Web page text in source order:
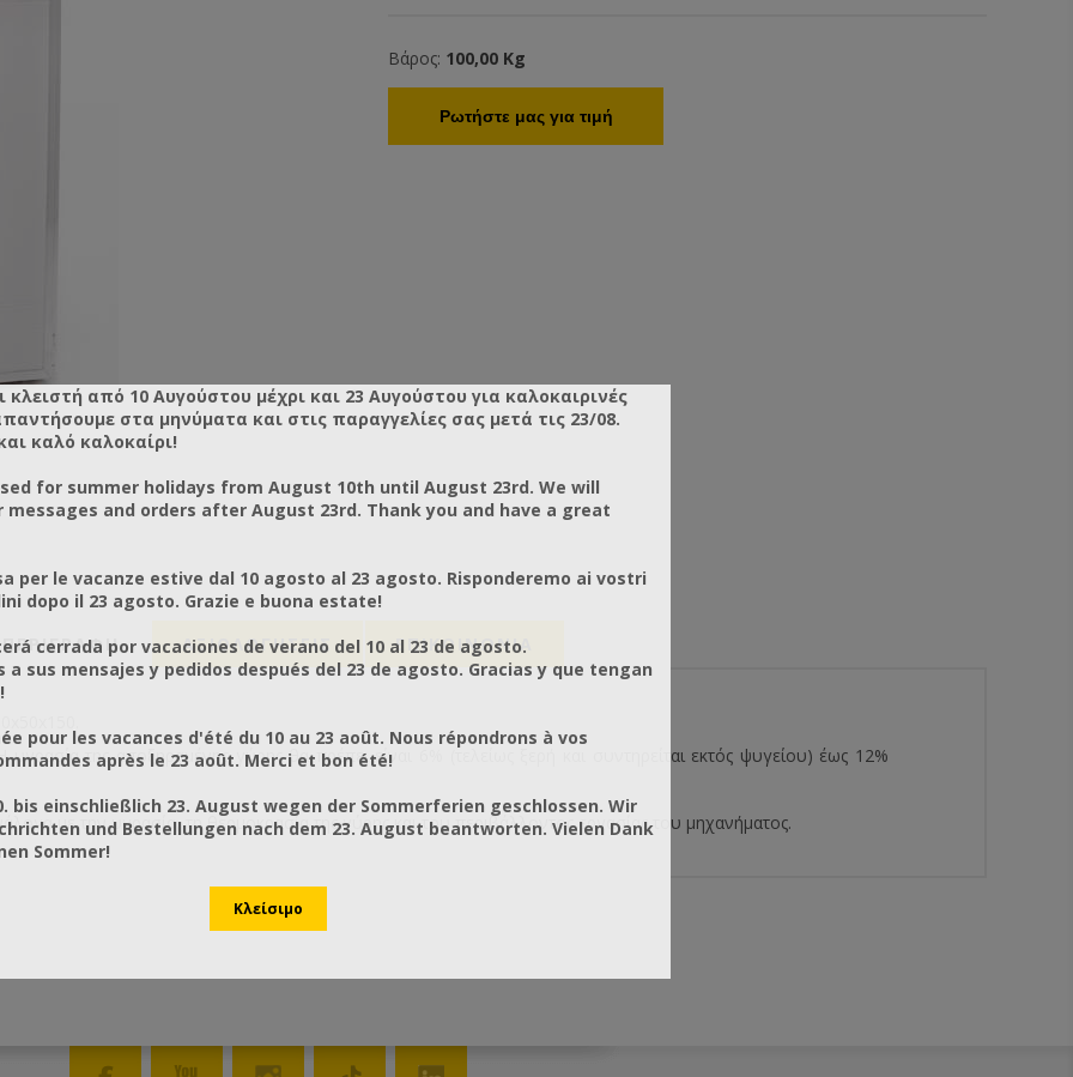
Βάρος: 100,00 Kg
Ρωτήστε μας για τιμή
ΠΕΡΙΓΡΑΦΗ ΑΞΙΟΛΟΓΉΣΕΙΣ ΕΠΙΚΟΙΝΩΝΙΑ
της αποξηραμένης γύρης θα πρέπει είναι 6% (τελείως ξερή και συντηρείται εκτός ψυγείου) έως 12%
με την υγρασία, τη θερμοκρασία της γύρης και του περιβάλλοντος εργασίας του μηχανήματος.
κλειστή από 10 Αυγούστου μέχρι και 23 Αυγούστου για καλοκαιρινές
στα μηνύματα και στις παραγγελίες σας μετά τις 23/08.
καλό καλοκαίρι!
for summer holidays from August 10th until August 23rd. We will
messages and orders after August 23rd. Thank you and have a great
per le vacanze estive dal 10 agosto al 23 agosto. Risponderemo ai vostri
dopo il 23 agosto. Grazie e buona estate!
cerrada por vacaciones de verano del 10 al 23 de agosto.
a sus mensajes y pedidos después del 23 de agosto. Gracias y que tengan
pour les vacances d'été du 10 au 23 août. Nous répondrons à vos
après le 23 août. Merci et bon été!
bis einschließlich 23. August wegen der Sommerferien geschlossen. Wir
und Bestellungen nach dem 23. August beantworten. Vielen Dank
Sommer!